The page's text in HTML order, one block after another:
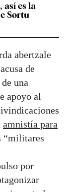
así es la
Sortu
abertzale
de
una
apoyo al
amnistía para
“militares
por